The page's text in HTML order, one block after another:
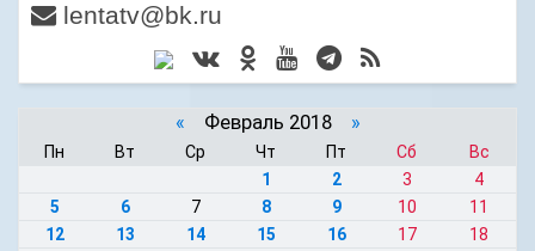
lentatv@bk.ru
« Февраль 2018 »
Пн Вт Ср Чт Пт Сб
Вс
1
2 3
4
5
6 7 8 9 10
11
12
13 14 15 16 17
18